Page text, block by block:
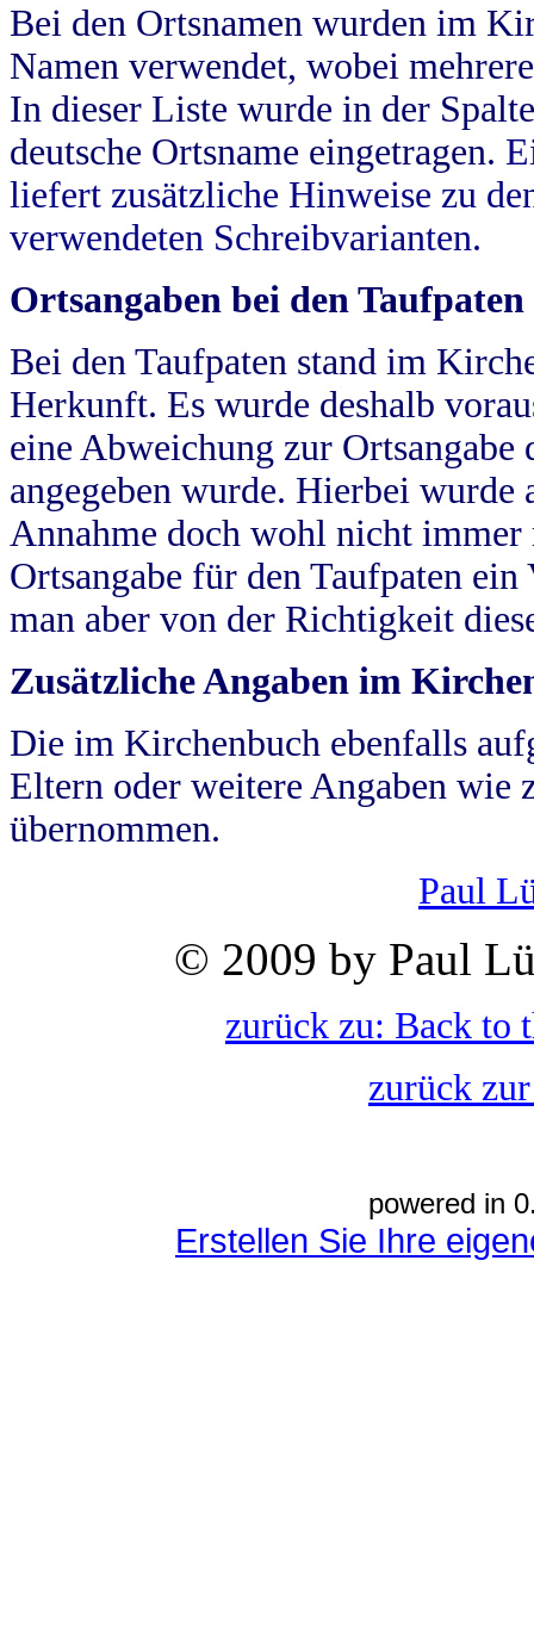
Bei den Ortsnamen wurden im
Namen verwendet, wobei
In dieser Liste wurde in der
deutsche Ortsname eingetragen.
liefert zusätzliche Hinweise zu
verwendeten Schreibvarianten.
Ortsangaben bei den Taufpaten
Bei den Taufpaten stand im
Herkunft. Es wurde deshalb
eine Abweichung zur
angegeben wurde. Hierbei wurde
Annahme doch wohl nicht
Ortsangabe für den Taufpaten
man aber von der Richtigkeit
Zusätzliche Angaben im
Die im Kirchenbuch ebenfalls
Eltern oder weitere Angaben wie
übernommen.
Paul
© 2009 by Paul
zurück zu: Back to
zurück
powered in
Erstellen Sie Ihre